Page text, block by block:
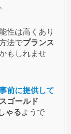
が、まさか
性は高くあり
法でプランス
もしれませ
前に提供して
ゴールド
ゃるようで